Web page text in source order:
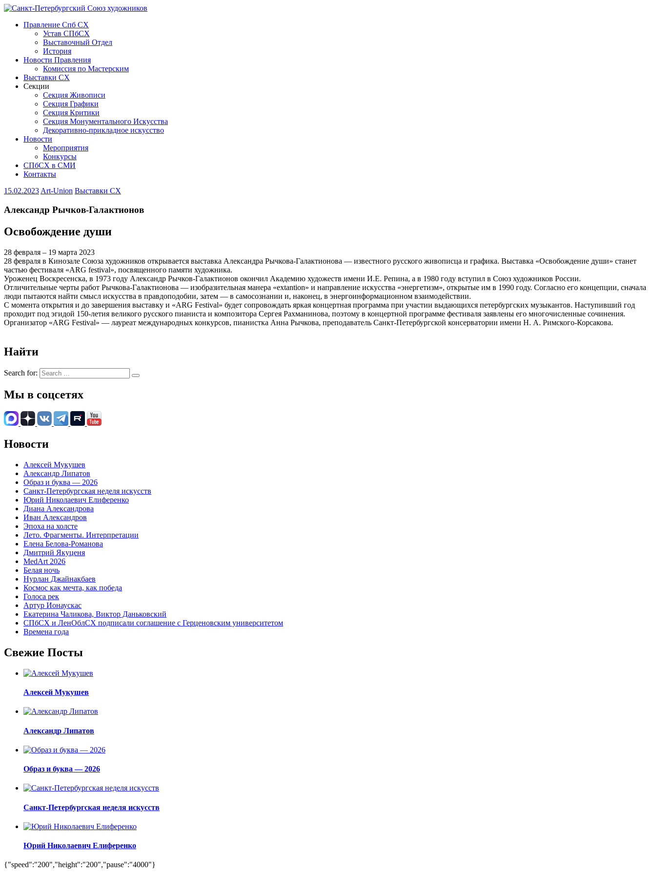
Правление Спб СХ
Устав СПбСХ
Выставочный Отдел
История
Новости Правления
Комиссия по Мастерским
Выставки СХ
Секции
Секция Живописи
Секция Графики
Секция Критики
Секция Монументального Искусства
Декоративно-прикладное искусство
Новости
Мероприятия
Конкурсы
СПбСХ в СМИ
Контакты
15.02.2023 Art-Union Выставки СХ
Александр Рычков-Галактионов
Освобождение души
28 февраля – 19 марта 2023
28 февраля в Кинозале Союза художников открывается выставка Александра Рычкова-Галактионова — известного русского живописца и графика. Выставка «Освобождение души» станет
частью фестиваля «ARG festival», посвященного памяти художника.
Уроженец Воскресенска, в 1973 году Александр Рычков-Галактионов окончил Академию художеств имени И.Е. Репина, а в 1980 году вступил в Союз художников России.
Отличительные черты работ Рычкова-Галактионова — изобразительная манера «extantion» и направление искусства «энергетизм», открытые им в 1990 году. Согласно его концепции, сначала
люди пытаются найти смысл искусства в правдоподобии, затем — в самосознании и, наконец, в энергоинформационном взаимодействии.
С момента открытия и до завершения выставку и «ARG Festival» будет сопровождать яркая концертная программа при участии выдающихся петербургских музыкантов. Наступивший год
проходит под эгидой 150-летия великого русского пианиста и композитора Сергея Рахманинова, поэтому в концертной программе фестиваля заявлены его многочисленные сочинения.
Организатор «ARG Festival» — лауреат международных конкурсов, пианистка Анна Рычкова, преподаватель Санкт-Петербургской консерватории имени Н. А. Римского-Корсакова.
Найти
Search for:
Мы в соцсетях
Новости
Алексей Мукушев
Александр Липатов
Образ и буква — 2026
Санкт-Петербургская неделя искусств
Юрий Николаевич Елиференко
Диана Александрова
Иван Александров
Эпоха на холсте
Лето. Фрагменты. Интерпретации
Елена Белова-Романова
Дмитрий Якуценя
MedArt 2026
Белая ночь
Нурлан Джайнакбаев
Космос как мечта, как победа
Голоса рек
Артур Ионаускас
Екатерина Чаликова, Виктор Даньковский
СПбСХ и ЛенОблСХ подписали соглашение с Герценовским университетом
Времена года
Свежие Посты
Алексей Мукушев
Александр Липатов
Образ и буква — 2026
Санкт-Петербургская неделя искусств
Юрий Николаевич Елиференко
{"speed":"200","height":"200","pause":"4000"}